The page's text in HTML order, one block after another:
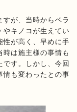
が、当時からベラ
やキノコが生えてい
性が高く、早めに手
は施主様の事情も
す。しかし、今回
情も変わったとの事